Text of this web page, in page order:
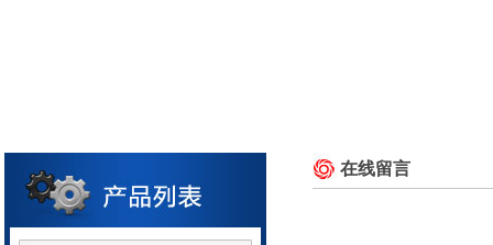
在线留言